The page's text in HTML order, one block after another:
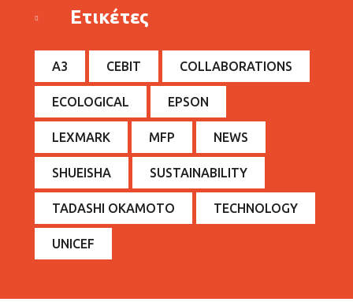
Ετικέτες
A3 CEBIT COLLABORATIONS
ECOLOGICAL EPSON
LEXMARK MFP NEWS
SHUEISHA SUSTAINABILITY
TADASHI OKAMOTO TECHNOLOGY
UNICEF